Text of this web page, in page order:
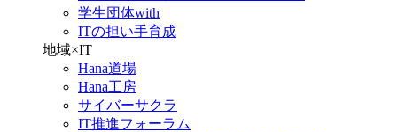
学生団体with
ITの担い手育成
地域×IT
Hana道場
Hana工房
サイバーサクラ
IT推進フォーラム